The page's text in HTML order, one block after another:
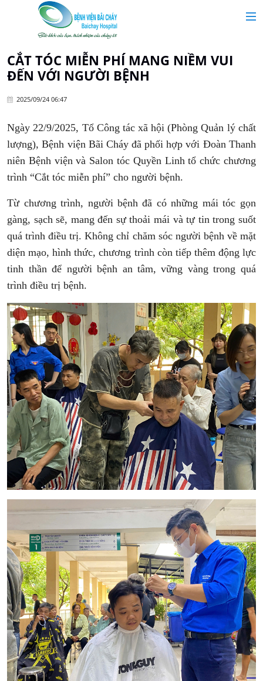
Trang chủ
Tin tức
Dành cho khách hàng
CẮT TÓC MIỄN PHÍ MANG NIỀM VUI
ĐẾN VỚI NGƯỜI BỆNH
2025/09/24 06:47
Ngày 22/9/2025, Tổ Công tác xã hội (Phòng Quản lý chất
lượng), Bệnh viện Bãi Cháy đã phối hợp với Đoàn Thanh
niên Bệnh viện và Salon tóc Quyền Linh tổ chức chương
trình “Cắt tóc miễn phí” cho người bệnh.
Từ chương trình, người bệnh đã có những mái tóc gọn
gàng, sạch sẽ, mang đến sự thoải mái và tự tin trong suốt
quá trình điều trị. Không chỉ chăm sóc người bệnh về mặt
diện mạo, hình thức, chương trình còn tiếp thêm động lực
tinh thần để người bệnh an tâm, vững vàng trong quá
trình điều trị bệnh.